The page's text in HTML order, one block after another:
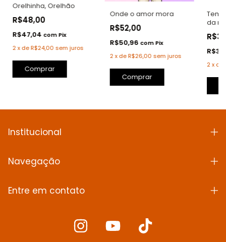
Orelhinha, Orelhão
R$48,00
R$47,04 comPix
2 xdeR$24,00 sem juros
Comprar
Onde o amor mora
R$52,00
R$50,96 com Pix
2 xdeR$26,00 sem juros
Comprar
Tem
da
2x de
Institucional
Navegação
Entre em contato